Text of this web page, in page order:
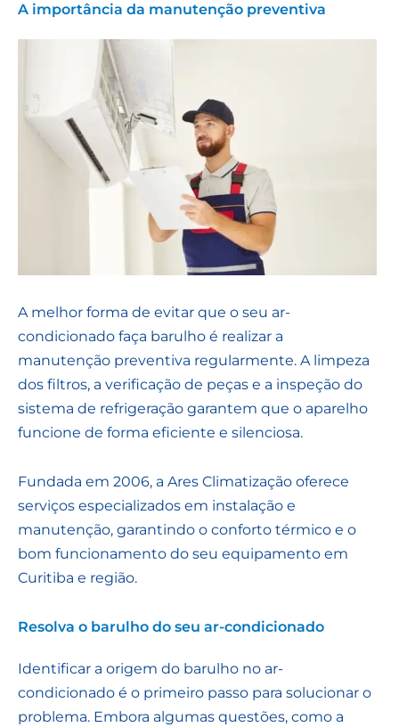
A importância da manutenção preventiva
A melhor forma de evitar que o seu ar-
condicionado faça barulho é realizar a
manutenção preventiva regularmente. A limpeza
dos filtros, a verificação de peças e a inspeção do
sistema de refrigeração garantem que o aparelho
funcione de forma eficiente e silenciosa.
Fundada em 2006, a Ares Climatização oferece
serviços especializados em instalação e
manutenção, garantindo o conforto térmico e o
bom funcionamento do seu equipamento em
Curitiba e região.
Resolva o barulho do seu ar-condicionado
Identificar a origem do barulho no ar-
condicionado é o primeiro passo para solucionar o
problema. Embora algumas questões, como a